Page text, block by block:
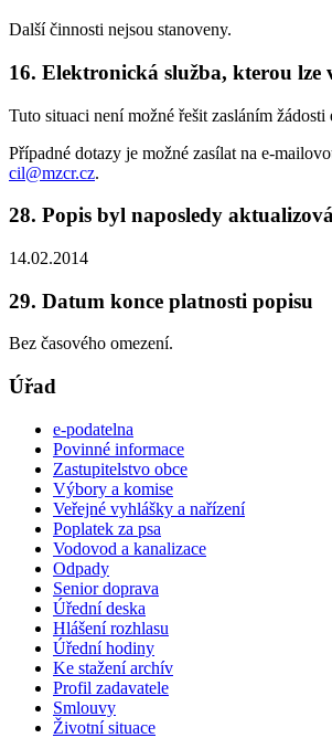
Další činnosti nejsou stanoveny.
16. Elektronická služba, kterou lze
Tuto situaci není možné řešit zasláním
Případné dotazy je možné zasílat na e-
cil@mzcr.cz.
28. Popis byl naposledy
14.02.2014
29. Datum konce platnosti popisu
Bez časového omezení.
Úřad
e-podatelna
Povinné informace
Zastupitelstvo obce
Výbory a komise
Veřejné vyhlášky a nařízení
Poplatek za psa
Vodovod a kanalizace
Odpady
Senior doprava
Úřední deska
Hlášení rozhlasu
Úřední hodiny
Ke stažení archív
Profil zadavatele
Smlouvy
Životní situace